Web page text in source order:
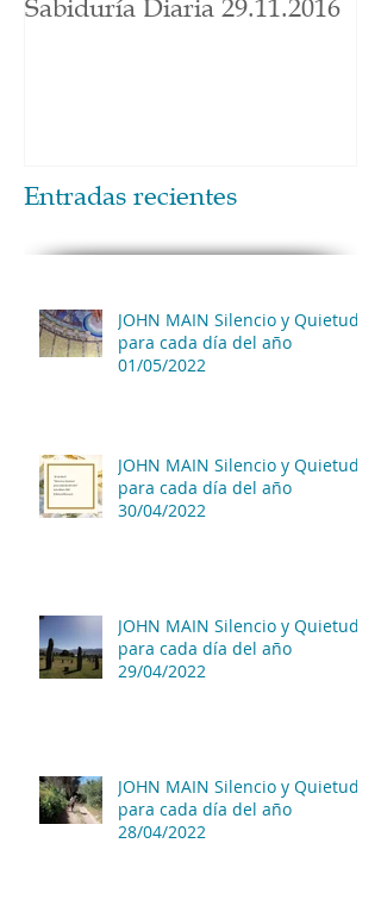
Sabiduría Diaria 29.11.2016
Entradas recientes
JOHN MAIN Silencio y Quietud
para cada día del año
01/05/2022
JOHN MAIN Silencio y Quietud
para cada día del año
30/04/2022
JOHN MAIN Silencio y Quietud
para cada día del año
29/04/2022
JOHN MAIN Silencio y Quietud
para cada día del año
28/04/2022